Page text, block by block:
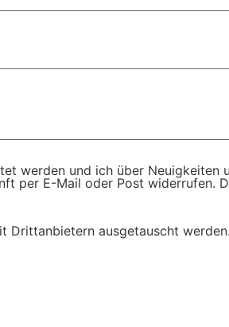
werden und ich über Neuigkeiten
per E-Mail oder Post widerrufen.
Drittanbietern ausgetauscht werden.